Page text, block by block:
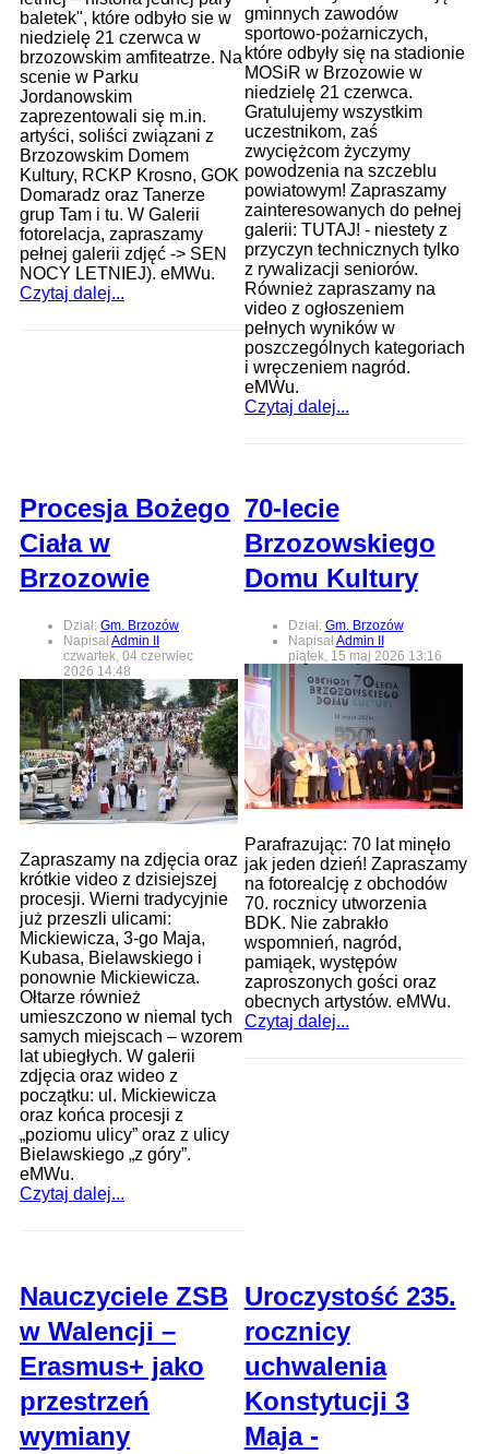
baletek", które odbyło sie w
niedzielę 21 czerwca w
brzozowskim amfiteatrze. Na
scenie w Parku
Jordanowskim
zaprezentowali się m.in.
artyści, soliści związani z
Brzozowskim Domem
Kultury, RCKP Krosno, GOK
Domaradz oraz Tanerze
grup Tam i tu. W Galerii
fotorelacja, zapraszamy
pełnej galerii zdjęć -> SEN
NOCY LETNIEJ). eMWu.
Czytaj dalej...
gminnych zawodów
sportowo-pożarniczych,
które odbyły się na stadionie
MOSiR w Brzozowie w
niedzielę 21 czerwca.
Gratulujemy wszystkim
uczestnikom, zaś
zwyciężcom życzymy
powodzenia na szczeblu
powiatowym! Zapraszamy
zainteresowanych do pełnej
galerii: TUTAJ! - niestety z
przyczyn technicznych tylko
z rywalizacji seniorów.
Również zapraszamy na
video z ogłoszeniem
pełnych wyników w
poszczególnych kategoriach
i wręczeniem nagród.
eMWu.
Czytaj dalej...
Procesja Bożego
Ciała w
Brzozowie
Dział: Gm. Brzozów
NapisałAdmin II
czwartek, 04 czerwiec
2026 14:48
Zapraszamy na zdjęcia oraz
krótkie video z dzisiejszej
procesji. Wierni tradycyjnie
już przeszli ulicami:
Mickiewicza, 3-go Maja,
Kubasa, Bielawskiego i
ponownie Mickiewicza.
Ołtarze również
umieszczono w niemal tych
samych miejscach – wzorem
lat ubiegłych. W galerii
zdjęcia oraz wideo z
początku: ul. Mickiewicza
oraz końca procesji z
„poziomu ulicy” oraz z ulicy
Bielawskiego „z góry”.
eMWu.
Czytaj dalej...
70-lecie
Brzozowskiego
Domu Kultury
Dział: Gm. Brzozów
NapisałAdmin II
piątek, 15 maj 2026 13:16
Parafrazując: 70 lat minęło
jak jeden dzień! Zapraszamy
na fotorealcję z obchodów
70. rocznicy utworzenia
BDK. Nie zabrakło
wspomnień, nagród,
pamiąek, występów
zaproszonych gości oraz
obecnych artystów. eMWu.
Czytaj dalej...
Nauczyciele ZSB
w Walencji –
Erasmus+ jako
przestrzeń
wymiany
Uroczystość 235.
rocznicy
uchwalenia
Konstytucji 3
Maja -